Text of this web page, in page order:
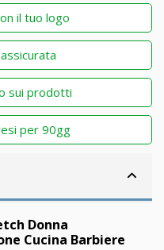
il tuo logo
sui prodotti
per 90gg
Donna
Cucina Barbiere